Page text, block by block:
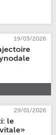
19/03/2026
29/01/2026
le